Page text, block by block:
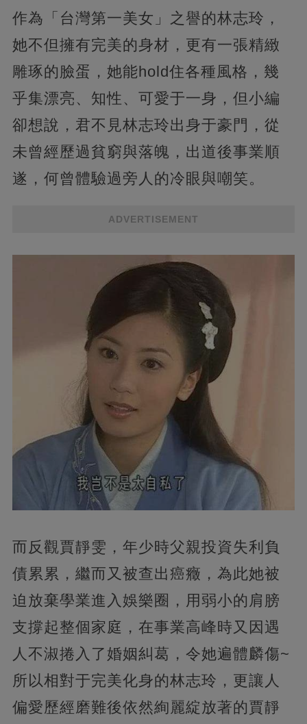
作為「台灣第一美女」之譽的林志玲，
她不但擁有完美的身材，更有一張精緻
雕琢的臉蛋，她能hold住各種風格，幾
乎集漂亮、知性、可愛于一身，但小編
卻想說，君不見林志玲出身于豪門，從
未曾經歷過貧窮與落魄，出道後事業順
遂，何曾體驗過旁人的冷眼與嘲笑。
ADVERTISEMENT
而反觀賈靜雯，年少時父親投資失利負
債累累，繼而又被查出癌癥，為此她被
迫放棄學業進入娛樂圈，用弱小的肩膀
支撐起整個家庭，在事業高峰時又因遇
人不淑捲入了婚姻糾葛，令她遍體麟傷~
所以相對于完美化身的林志玲，更讓人
偏愛歷經磨難後依然絢麗綻放著的賈靜